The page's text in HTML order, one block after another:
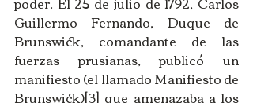
Guillermo Fernando, Duque de
Brunswick, comandante de las
fuerzas prusianas, publicó un
manifiesto (el llamado Manifiesto de
Brunswick)[3] que amenazaba a los